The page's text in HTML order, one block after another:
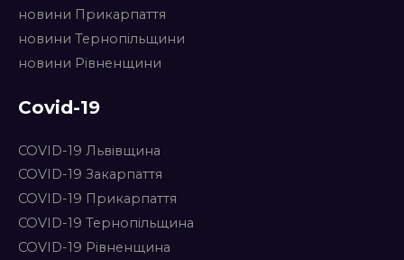
новини Прикарпаття
новини Тернопільщини
новини Рівненщини
Covid-19
COVID-19 Львівщина
COVID-19 Закарпаття
COVID-19 Прикарпаття
COVID-19 Тернопільщина
COVID-19 Рівненщина